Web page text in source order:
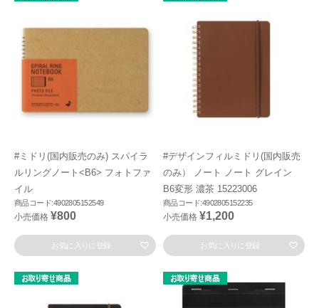
#ミドリ(国内販売のみ) スパイラ
ルリングノート<B6> フォトファ
イル
商品コード:4902805152549
小売価格 ¥800
お気に入りに登録
#デザインフィルミドリ(国内販売
のみ） ノート ノート グレイン
B6変形 濃茶 15223006
商品コード:4902805152235
小売価格 ¥1,200
お気に入りに登録